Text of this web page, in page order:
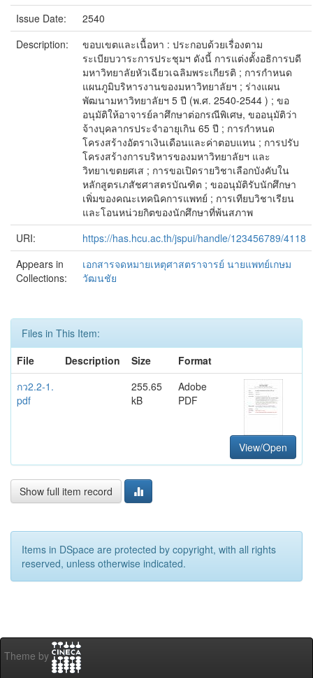
Issue Date:
2540
Description:
ขอบเขตและเนื้อหา : ประกอบด้วยเรื่องตาม
ระเบียบวาระการประชุมฯ ดังนี้ การแต่งตั้งอธิการบดี
มหาวิทยาลัยหัวเฉียวเฉลิมพระเกียรติ ; การกำหนด
แผนภูมิบริหารงานของมหาวิทยาลัยฯ ; ร่างแผน
พัฒนามหาวิทยาลัยฯ 5 ปี (พ.ศ. 2540-2544 ) ; ขอ
อนุมัติให้อาจารย์ลาศึกษาต่อกรณีพิเศษ, ขออนุมัติว่า
จ้างบุคลากรประจำอายุเกิน 65 ปี ; การกำหนด
โครงสร้างอัตราเงินเดือนและค่าตอบแทน ; การปรับ
โครงสร้างการบริหารของมหาวิทยาลัยฯ และ
วิทยาเขตยศเส ; การขอเปิดรายวิชาเลือกบังคับใน
หลักสูตรเภสัชศาสตรบัณฑิต ; ขออนุมัติรับนักศึกษา
เพิ่มของคณะเทคนิคการแพทย์ ; การเทียบวิชาเรียน
และโอนหน่วยกิตของนักศึกษาที่พ้นสภาพ
URI:
https://has.hcu.ac.th/jspui/handle/123456789/4118
Appears in
Collections:
เอกสารจดหมายเหตุศาสตราจารย์ นายแพทย์เกษม
วัฒนชัย
Files in This Item:
File
Description Size
Format
กว2.2-1.
pdf
255.65
kB
Adobe
PDF
View/Open
Show full item record
Items in DSpace are protected by copyright, with all rights
reserved, unless otherwise indicated.
Theme by